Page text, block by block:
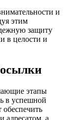
и
этим
защиту
в целости и
этапы
в успешной
обеспечить